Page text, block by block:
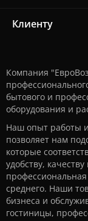
Клиенту
Компания
бытового и
оборудования и
Наш опыт работы
позволяет нам
которые
удобству,
среднего. Наши
бизнеса и
гостиницы,